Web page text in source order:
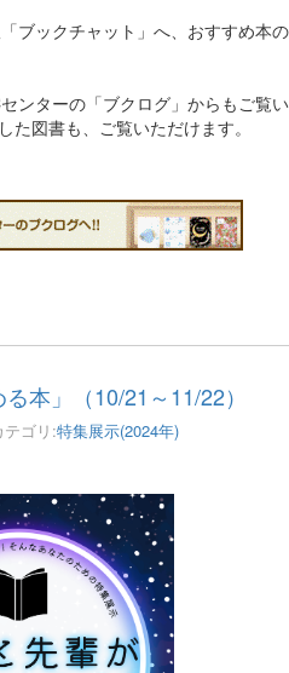
ブックチャット」へ、おすすめ本
ンターの「ブクログ」からもご覧
図書も、ご覧いただけます。
本」（10/21～11/22）
テゴリ:特集展示(2024年)